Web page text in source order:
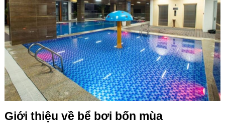
Giới thiệu về bể bơi bốn mùa